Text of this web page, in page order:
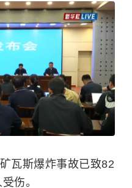
瓦斯爆炸事故已致82
伤。